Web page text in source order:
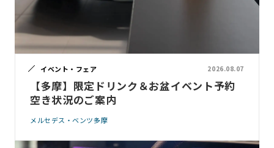
イベント・フェア 2026.08.07
【多摩】限定ドリンク＆お盆イベント予約
空き状況のご案内
メルセデス・ベンツ多摩